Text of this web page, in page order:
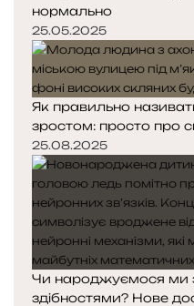
нормально
25.05.2025
Як правильно
зростом: просто про
25.08.2025
Чи народжуємося ми
здібностями? Нове